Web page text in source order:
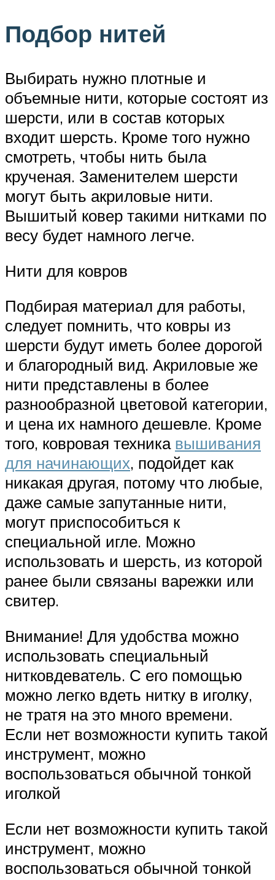
Подбор нитей
Выбирать нужно плотные и
объемные нити, которые состоят из
шерсти, или в состав которых
входит шерсть. Кроме того нужно
смотреть, чтобы нить была
крученая. Заменителем шерсти
могут быть акриловые нити.
Вышитый ковер такими нитками по
весу будет намного легче.
Нити для ковров
Подбирая материал для работы,
следует помнить, что ковры из
шерсти будут иметь более дорогой
и благородный вид. Акриловые же
нити представлены в более
разнообразной цветовой категории,
и цена их намного дешевле. Кроме
того, ковровая техника вышивания
для начинающих, подойдет как
никакая другая, потому что любые,
даже самые запутанные нити,
могут приспособиться к
специальной игле. Можно
использовать и шерсть, из которой
ранее были связаны варежки или
свитер.
Внимание! Для удобства можно
использовать специальный
нитковдеватель. С его помощью
можно легко вдеть нитку в иголку,
не тратя на это много времени.
Если нет возможности купить такой
инструмент, можно
воспользоваться обычной тонкой
иголкой
Если нет возможности купить такой
инструмент, можно
воспользоваться обычной тонкой